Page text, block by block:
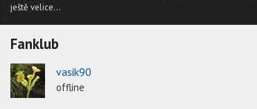
ještě velice...
Fanklub
vasik90
offline